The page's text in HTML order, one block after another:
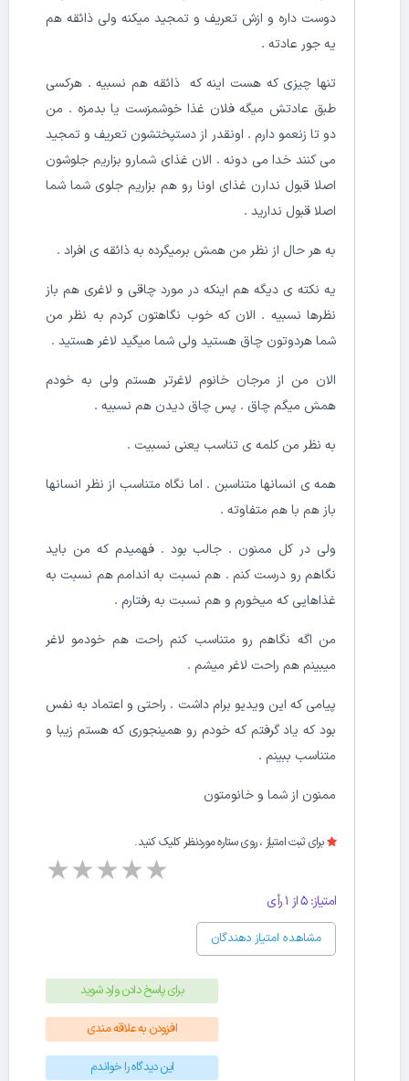
دوست داره و ازش تعریف و تمجید میکنه ولی ذائقه هم
یه جور عادته .
تنها چیزی که هست اینه که ذائقه هم نسبیه . هرکسی
طبق عادتش میگه فلان غذا خوشمزست یا بدمزه . من
دو تا زنعمو دارم . اونقدر از دستپختشون تعریف و تمجید
می کنند خدا می دونه . الان غذای شمارو بزاریم جلوشون
اصلا قبول ندارن غذای اونا رو هم بزاریم جلوی شما شما
اصلا قبول ندارید .
به هر حال از نظر من همش برمیگرده به ذائقه ی افراد .
یه نکته ی دیگه هم اینکه در مورد چاقی و لاغری هم باز
نظرها نسبیه . الان که خوب نگاهتون کردم به نظر من
شما هردوتون چاق هستید ولی شما میگید لاغر هستید .
الان من از مرجان خانوم لاغرتر هستم ولی به خودم
همش میگم چاق . پس چاق دیدن هم نسبیه .
به نظر من کلمه ی تناسب یعنی نسبیت .
همه ی انسانها متناسبن . اما نگاه متناسب از نظر انسانها
باز هم با هم متفاوته .
ولی در کل ممنون . جالب بود . فهمیدم که من باید
نگاهم رو درست کنم . هم نسبت به اندامم هم نسبت به
غذاهایی که میخورم و هم نسبت به رفتارم .
من اگه نگاهم رو متناسب کنم راحت هم خودمو لاغر
میبینم هم راحت لاغر میشم .
پیامی که این ویدیو برام داشت . راحتی و اعتماد به نفس
بود که یاد گرفتم که خودم رو همینجوری که هستم زیبا و
متناسب ببینم .
ممنون از شما و خانومتون
برای ثبت امتیاز ، روی ستاره موردنظر کلیک کنید.
★★★★★
امتیاز: 5 از 1 رأی
مشاهده امتیاز دهندگان
برای پاسخ دادن وارد شوید
افزودن به علاقه مندی
این دیدگاه را خواندم